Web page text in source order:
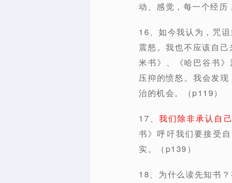
动、感觉，每一个经历
16、如今我认为，咒
震怒。我也不应该自
米书》、《哈巴谷书
压抑的愤怒。我会发
治的机会。（p119）
17、 我们除非承认自
书》呼吁我们要接受
实。（p139）
18、为什么读先知书